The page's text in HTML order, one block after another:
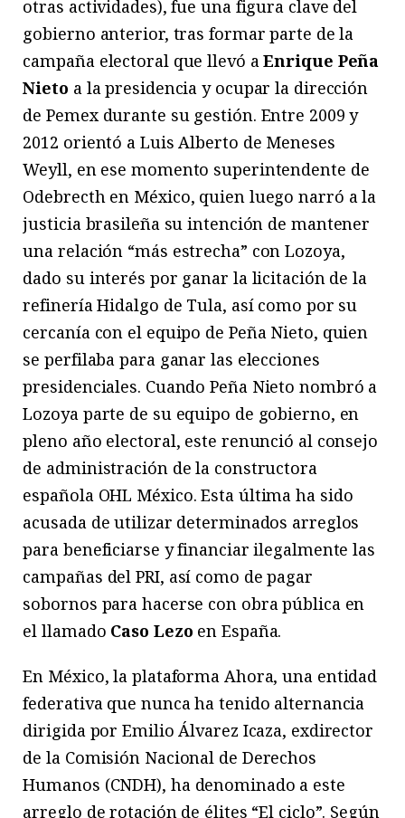
otras actividades), fue una figura clave del
gobierno anterior, tras formar parte de la
campaña electoral que llevó aEnrique Peña
Nieto a la presidencia y ocupar la dirección
de Pemex durante su gestión. Entre 2009 y
2012 orientó a Luis Alberto de Meneses
Weyll, en ese momento superintendente de
Odebrecth en México, quien luego narró a la
justicia brasileña su intención de mantener
una relación “más estrecha” con Lozoya,
dado su interés por ganar la licitación de la
refinería Hidalgo de Tula, así como por su
cercanía con el equipo de Peña Nieto, quien
se perfilaba para ganar las elecciones
presidenciales. Cuando Peña Nieto nombró a
Lozoya parte de su equipo de gobierno, en
pleno año electoral, este renunció al consejo
de administración de la constructora
española OHL México. Esta última ha sido
acusada de utilizar determinados arreglos
para beneficiarse y financiar ilegalmente las
campañas del PRI, así como de pagar
sobornos para hacerse con obra pública en
el llamado Caso Lezo en España.
En México, la plataforma Ahora, una entidad
federativa que nunca ha tenido alternancia
dirigida por Emilio Álvarez Icaza, exdirector
de la Comisión Nacional de Derechos
Humanos (CNDH), ha denominado a este
arreglo de rotación de élites “El ciclo”. Según